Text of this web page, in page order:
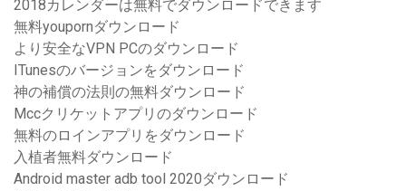
2018カレンダーは無料でダウンロードできます
無料youpornダウンロード
より安全なVPN PCのダウンロード
ITunesのバージョンをダウンロード
神の補償の法則の無料ダウンロード
Mccクリケットアプリのダウンロード
無料のロインアプリをダウンロード
入植者無料ダウンロード
Android master adb tool 2020ダウンロード